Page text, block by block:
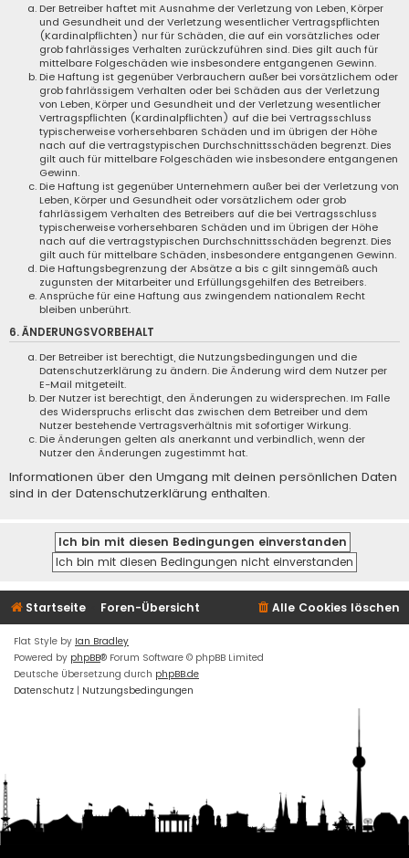
Der Betreiber haftet mit Ausnahme der Verletzung von Leben, Körper
und Gesundheit und der Verletzung wesentlicher Vertragspflichten
(Kardinalpflichten) nur für Schäden, die auf ein vorsätzliches oder
grob fahrlässiges Verhalten zurückzuführen sind. Dies gilt auch für
mittelbare Folgeschäden wie insbesondere entgangenen Gewinn.
Die Haftung ist gegenüber Verbrauchern außer bei vorsätzlichem oder
grob fahrlässigem Verhalten oder bei Schäden aus der Verletzung
von Leben, Körper und Gesundheit und der Verletzung wesentlicher
Vertragspflichten (Kardinalpflichten) auf die bei Vertragsschluss
typischerweise vorhersehbaren Schäden und im übrigen der Höhe
nach auf die vertragstypischen Durchschnittsschäden begrenzt. Dies
gilt auch für mittelbare Folgeschäden wie insbesondere entgangenen
Gewinn.
Die Haftung ist gegenüber Unternehmern außer bei der Verletzung von
Leben, Körper und Gesundheit oder vorsätzlichem oder grob
fahrlässigem Verhalten des Betreibers auf die bei Vertragsschluss
typischerweise vorhersehbaren Schäden und im Übrigen der Höhe
nach auf die vertragstypischen Durchschnittsschäden begrenzt. Dies
gilt auch für mittelbare Schäden, insbesondere entgangenen Gewinn.
Die Haftungsbegrenzung der Absätze a bis c gilt sinngemäß auch
zugunsten der Mitarbeiter und Erfüllungsgehilfen des Betreibers.
Ansprüche für eine Haftung aus zwingendem nationalem Recht
bleiben unberührt.
6. ÄNDERUNGSVORBEHALT
Der Betreiber ist berechtigt, die Nutzungsbedingungen und die
Datenschutzerklärung zu ändern. Die Änderung wird dem Nutzer per
E-Mail mitgeteilt.
Der Nutzer ist berechtigt, den Änderungen zu widersprechen. Im Falle
des Widerspruchs erlischt das zwischen dem Betreiber und dem
Nutzer bestehende Vertragsverhältnis mit sofortiger Wirkung.
Die Änderungen gelten als anerkannt und verbindlich, wenn der
Nutzer den Änderungen zugestimmt hat.
Informationen über den Umgang mit deinen persönlichen Daten
sind in der Datenschutzerklärung enthalten.
Startseite Foren-Übersicht Alle Cookies löschen
Flat Style by Ian Bradley
Powered by phpBB® Forum Software © phpBB Limited
Deutsche Übersetzung durch phpBB.de
Datenschutz | Nutzungsbedingungen